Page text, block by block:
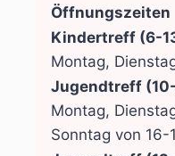
Öffnungszeiten
Kindertreff (6-
Montag,
Jugendtreff
Montag,
Sonntag von 16-